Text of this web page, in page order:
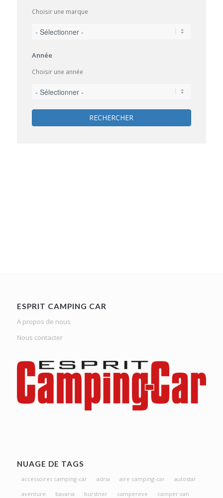
Choisir une marque
Année
Choisir une année
RECHERCHER
ESPRIT CAMPING CAR
A propos de nous
Nous contacter
NUAGE DE TAGS
accessoires camping-car adria aire camping-car
autostar
aventure
bavaria burstner campereve
camper van